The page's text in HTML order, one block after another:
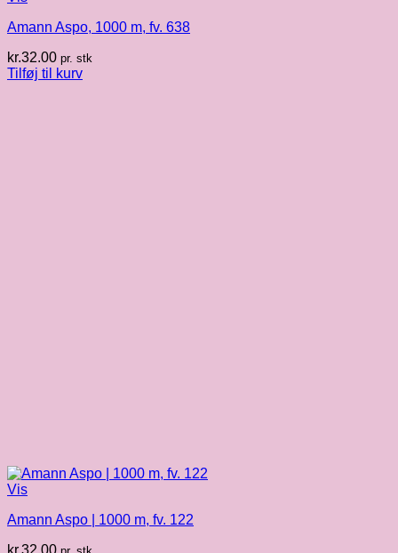
Amann Aspo, 1000 m, fv. 638
kr.32.00 pr. stk
Tilføj til kurv
Vis
Amann Aspo | 1000 m, fv. 122